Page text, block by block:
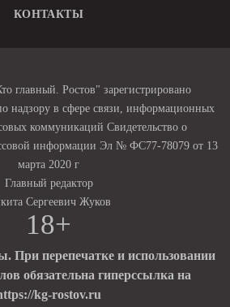
КОНТАКТЫ
главный. Ростов" зарегистрировано
надзору в сфере связи, информационных
коммуникаций Свидетельство о
информации Эл № ФС77-78079 от 13
марта 2020 г
Главный редактор
Сергеевич Жуков
18+
При перепечатке и использовании
обязательна гиперссылка на
kg-rostov.ru